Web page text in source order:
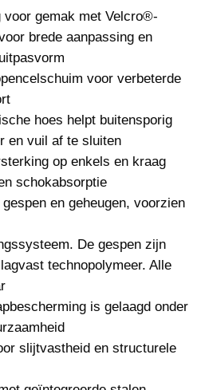
voor gemak met Velcro®-
brede aanpassing en
voor verbeterde
hoes helpt buitensporig
en vuil af te sluiten
op enkels en kraag
schokabsorptie
en geheugen, voorzien
De gespen zijn
technopolymeer. Alle
is gelaagd onder
slijtvastheid en structurele